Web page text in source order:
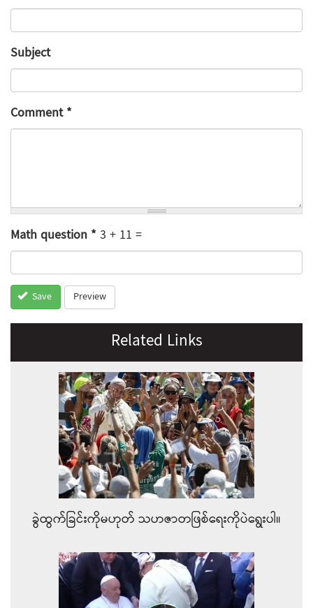
Subject
Comment*
Math question*3 + 11 =
Save Preview
Related Links
ခွဲထွက်ခြင်းကိုမဟုတ် သဟဇာတဖြစ်ရေးကိုပဲရွေးပါ။